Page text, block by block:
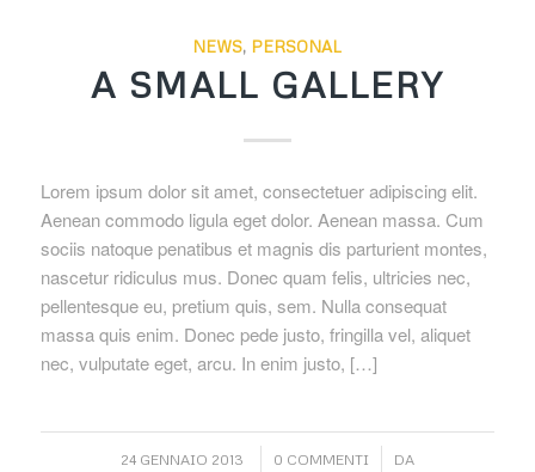
NEWS, PERSONAL
A SMALL GALLERY
Lorem ipsum dolor sit amet, consectetuer adipiscing elit.
Aenean commodo ligula eget dolor. Aenean massa. Cum
sociis natoque penatibus et magnis dis parturient montes,
nascetur ridiculus mus. Donec quam felis, ultricies nec,
pellentesque eu, pretium quis, sem. Nulla consequat
massa quis enim. Donec pede justo, fringilla vel, aliquet
nec, vulputate eget, arcu. In enim justo, […]
24 GENNAIO 2013
/ 0 COMMENTI
/
DA